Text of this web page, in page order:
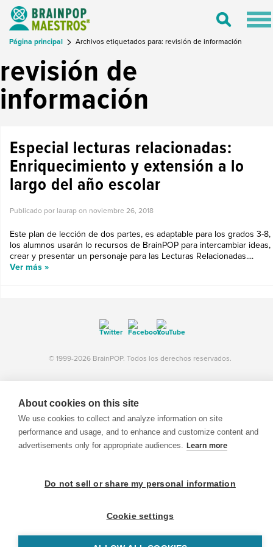
Toggle
Página principal Archivos etiquetados para: revisión de información
revisión de
información
Especial lecturas relacionadas:
Enriquecimiento y extensión a lo
largo del año escolar
Publicado por laurap on noviembre 26, 2018
Este plan de lección de dos partes, es adaptable para los grados 3-8,
los alumnos usarán lo recursos de BrainPOP para intercambiar ideas,
crear y presentar un personaje para las Lecturas Relacionadas....
Ver más »
© 1999-2026 BrainPOP. Todos los derechos reservados.
About cookies on this site
We use cookies to collect and analyze information on site
performance and usage, and to enhance and customize content and
advertisements only for appropriate audiences. Learn more
Do not sell or share my personal information
Cookie settings